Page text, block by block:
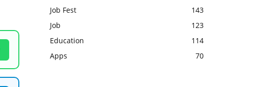
Job Fest
143
Job
123
Education
114
Apps
70